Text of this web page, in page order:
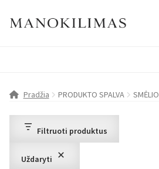
D.U.K.
Pradžia PRODUKTO SPALVA SMĖLIO
Filtruoti produktus
Uždaryti